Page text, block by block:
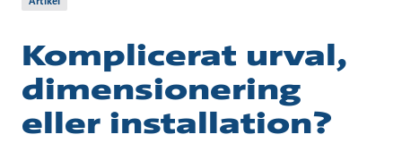
Komplicerat urval,
dimensionering
eller installation?